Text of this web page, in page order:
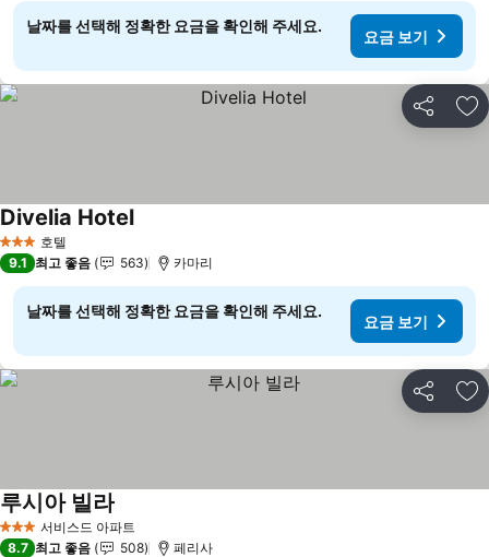
날짜를 선택해 정확한 요금을 확인해 주세요.
요금 보기
공유 즐
3 성급 호텔
Divelia Hotel
9.1 최고 좋음 563 카마리
날짜를 선택해 정확한 요금을 확인해 주세요.
요금 보기
공유 즐
3 성급 서비스드 아파트
루시아 빌라
8.7 최고 좋음 508 페리사